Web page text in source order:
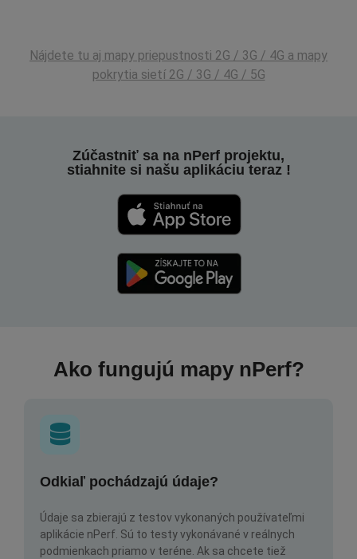
Nájdete tu aj mapy priepustnosti 2G / 3G / 4G a mapy
pokrytia sietí 2G / 3G / 4G / 5G
Zúčastniť sa na nPerf projektu,
stiahnite si našu aplikáciu teraz !
Ako fungujú mapy nPerf?
Odkiaľ pochádzajú údaje?
Údaje sa zbierajú z testov vykonaných používateľmi
aplikácie nPerf. Sú to testy vykonávané v reálnych
podmienkach priamo v teréne. Ak sa chcete tiež